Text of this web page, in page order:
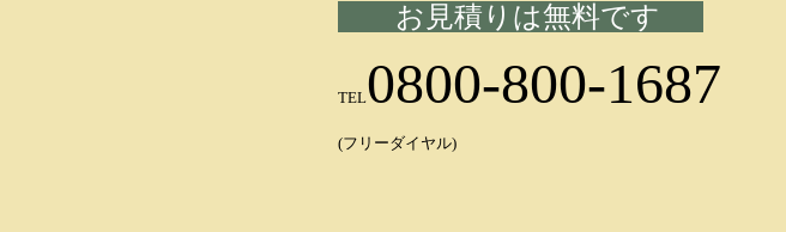
お見積りは無料です
TEL0800-800-1687
(フリーダイヤル)